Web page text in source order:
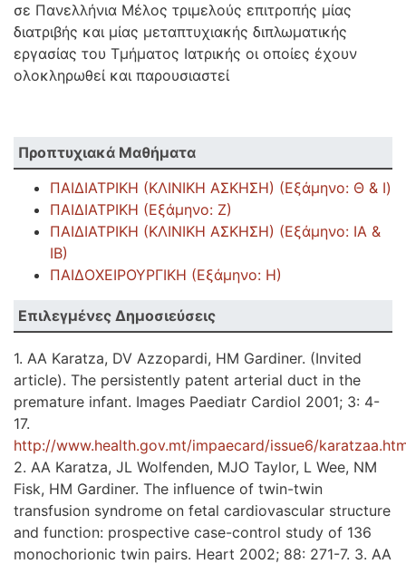
σε Πανελλήνια Μέλος τριμελούς επιτροπής μίας
διατριβής και μίας μεταπτυχιακής διπλωματικής
εργασίας του Τμήματος Ιατρικής οι οποίες έχουν
ολοκληρωθεί και παρουσιαστεί
Προπτυχιακά Μαθήματα
ΠΑΙΔΙΑΤΡΙΚΗ (ΚΛΙΝΙΚΗ ΑΣΚΗΣΗ) (Εξάμηνο: Θ & Ι)
ΠΑΙΔΙΑΤΡΙΚΗ (Εξάμηνο: Ζ)
ΠΑΙΔΙΑΤΡΙΚΗ (ΚΛΙΝΙΚΗ ΑΣΚΗΣΗ) (Εξάμηνο: ΙΑ &
ΙΒ)
ΠΑΙΔΟΧΕΙΡΟΥΡΓΙΚΗ (Εξάμηνο: Η)
Επιλεγμένες Δημοσιεύσεις
1. AA Karatza, DV Azzopardi, HM Gardiner. (Invited
article). The persistently patent arterial duct in the
premature infant. Images Paediatr Cardiol 2001; 3: 4-
17.
http://www.health.gov.mt/impaecard/issue6/
2. AA Karatza, JL Wolfenden, MJO Taylor, L Wee, NM
Fisk, HM Gardiner. The influence of twin-twin
transfusion syndrome on fetal cardiovascular structure
and function: prospective case-control study of 136
monochorionic twin pairs. Heart 2002; 88: 271-7. 3. AA